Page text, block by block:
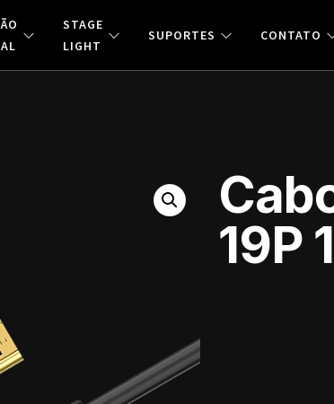
STAGE
LIGHT
SUPORTES CONTATO
19P